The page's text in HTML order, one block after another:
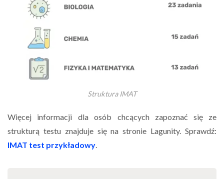
Struktura IMAT
Więcej informacji dla osób chcących zapoznać się ze
strukturą testu znajduje się na stronie Lagunity. Sprawdź:
IMAT test przykładowy.